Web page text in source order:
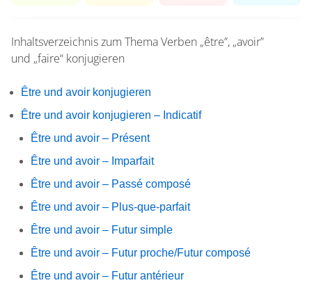
Inhaltsverzeichnis zum ThemaVerben „être”, „avoir”
und „faire“ konjugieren
Être und avoir konjugieren
Être und avoir konjugieren – Indicatif
Être und avoir – Présent
Être und avoir – Imparfait
Être und avoir – Passé composé
Être und avoir – Plus-que-parfait
Être und avoir – Futur simple
Être und avoir – Futur proche/Futur composé
Être und avoir – Futur antérieur